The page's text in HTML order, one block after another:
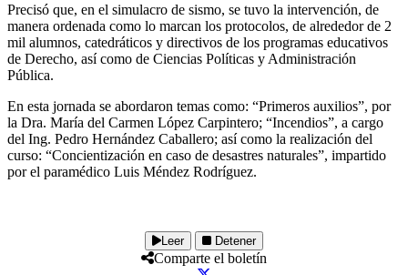
Precisó que, en el simulacro de sismo, se tuvo la intervención, de
manera ordenada como lo marcan los protocolos, de alrededor de 2
mil alumnos, catedráticos y directivos de los programas educativos
de Derecho, así como de Ciencias Políticas y Administración
Pública.
En esta jornada se abordaron temas como: “Primeros auxilios”, por
la Dra. María del Carmen López Carpintero; “Incendios”, a cargo
del Ing. Pedro Hernández Caballero; así como la realización del
curso: “Concientización en caso de desastres naturales”, impartido
por el paramédico Luis Méndez Rodríguez.
Leer Detener
Comparte el boletín